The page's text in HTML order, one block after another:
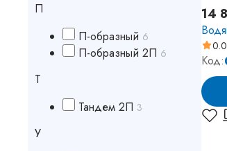
П
П-образный 6
П-образный 2П 6
Т
Тандем 2П 3
У
14
0.0
Код: